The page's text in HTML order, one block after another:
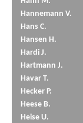
Hannemann V.
Hans C.
Hansen H.
Hardi J.
Hartmann J.
Havar T.
Hecker P.
Heese B.
Heise U.